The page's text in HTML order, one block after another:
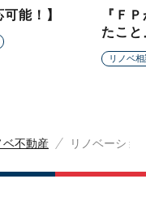
能！】
『Ｆ
たこ
リノベ
ベ不動産 リノベーショ